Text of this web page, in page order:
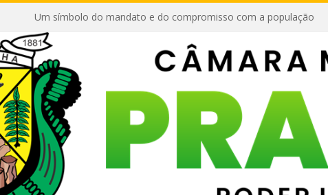
Um símbolo do mandato e do compromisso com a população